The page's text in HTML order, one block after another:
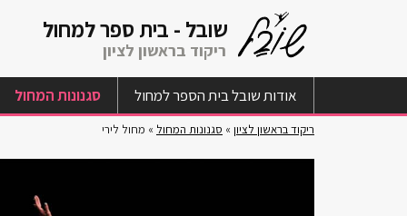
שובל - בית ספר למחול
ריקוד בראשון לציון
אודות שובל בית הספר למחול סגנונות המחול
ריקוד בראשון לציון » סגנונות המחול » מחול לירי